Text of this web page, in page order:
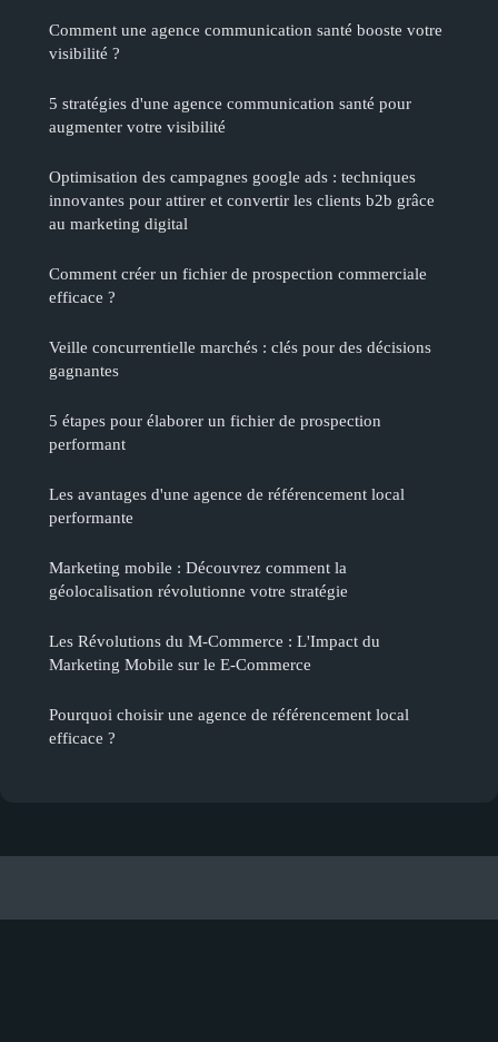
Comment une agence communication santé booste votre
visibilité ?
5 stratégies d'une agence communication santé pour
augmenter votre visibilité
Optimisation des campagnes google ads : techniques
innovantes pour attirer et convertir les clients b2b grâce
au marketing digital
Comment créer un fichier de prospection commerciale
efficace ?
Veille concurrentielle marchés : clés pour des décisions
gagnantes
5 étapes pour élaborer un fichier de prospection
performant
Les avantages d'une agence de référencement local
performante
Marketing mobile : Découvrez comment la
géolocalisation révolutionne votre stratégie
Les Révolutions du M-Commerce : L'Impact du
Marketing Mobile sur le E-Commerce
Pourquoi choisir une agence de référencement local
efficace ?